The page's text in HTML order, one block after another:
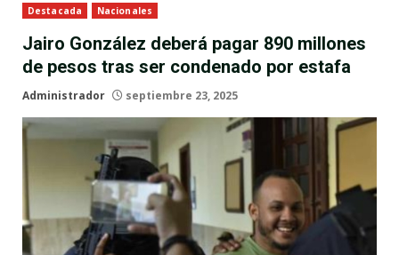
Destacada Nacionales
Jairo González deberá pagar 890 millones
de pesos tras ser condenado por estafa
Administrador septiembre 23, 2025